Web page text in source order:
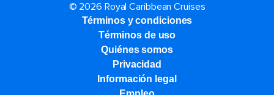
© 2026 Royal Caribbean Cruises
Términos y condiciones
Términos de uso
Quiénes somos
Privacidad
Información legal